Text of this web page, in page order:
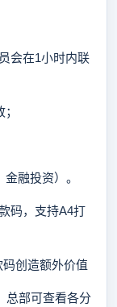
会在1小时内联
融投资）。
码，支持A4打
创造额外价值
部可查看各分